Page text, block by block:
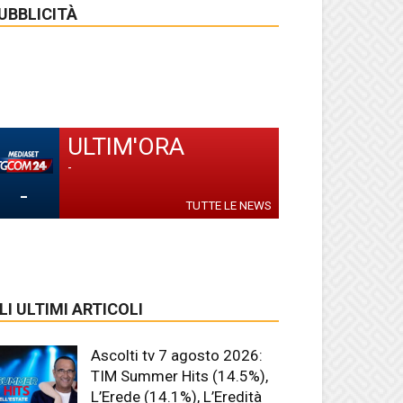
-
ULTIM'ORA
-
TUTTE LE NEWS
ULTIMI ARTICOLI
Ascolti tv 7 agosto 2026:
TIM Summer Hits (14.5%),
L’Erede (14.1%), L’Eredità